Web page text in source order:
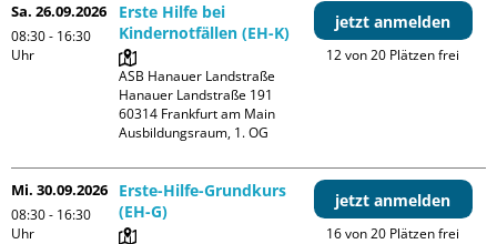
Sa. 26.09.2026
08:30 - 16:30
Uhr
Erste Hilfe bei
Kindernotfällen (EH-K)
ASB Hanauer Landstraße
Hanauer Landstraße 191
60314 Frankfurt am Main
Ausbildungsraum, 1. OG
jetzt anmelden
12 von 20 Plätzen frei
Mi. 30.09.2026
08:30 - 16:30
Uhr
Erste-Hilfe-Grundkurs
(EH-G)
jetzt anmelden
16 von 20 Plätzen frei